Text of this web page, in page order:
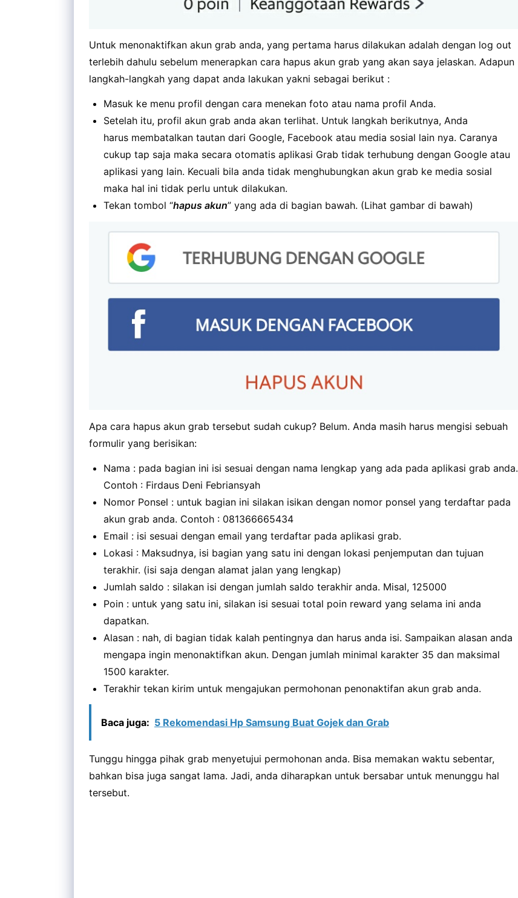
Untuk menonaktifkan akun grab anda, yang pertama harus dilakukan adalah dengan log out
terlebih dahulu sebelum menerapkan cara hapus akun grab yang akan saya jelaskan. Adapun
langkah-langkah yang dapat anda lakukan yakni sebagai berikut :
Masuk ke menu profil dengan cara menekan foto atau nama profil Anda.
Setelah itu, profil akun grab anda akan terlihat. Untuk langkah berikutnya, Anda
harus membatalkan tautan dari Google, Facebook atau media sosial lain nya. Caranya
cukup tap saja maka secara otomatis aplikasi Grab tidak terhubung dengan Google atau
aplikasi yang lain. Kecuali bila anda tidak menghubungkan akun grab ke media sosial
maka hal ini tidak perlu untuk dilakukan.
Tekan tombol “hapus akun” yang ada di bagian bawah. (Lihat gambar di bawah)
Apa cara hapus akun grab tersebut sudah cukup? Belum. Anda masih harus mengisi sebuah
formulir yang berisikan:
Nama : pada bagian ini isi sesuai dengan nama lengkap yang ada pada aplikasi grab anda.
Contoh : Firdaus Deni Febriansyah
Nomor Ponsel : untuk bagian ini silakan isikan dengan nomor ponsel yang terdaftar pada
akun grab anda. Contoh : 081366665434
Email : isi sesuai dengan email yang terdaftar pada aplikasi grab.
Lokasi : Maksudnya, isi bagian yang satu ini dengan lokasi penjemputan dan tujuan
terakhir. (isi saja dengan alamat jalan yang lengkap)
Jumlah saldo : silakan isi dengan jumlah saldo terakhir anda. Misal, 125000
Poin : untuk yang satu ini, silakan isi sesuai total poin reward yang selama ini anda
dapatkan.
Alasan : nah, di bagian tidak kalah pentingnya dan harus anda isi. Sampaikan alasan anda
mengapa ingin menonaktifkan akun. Dengan jumlah minimal karakter 35 dan maksimal
1500 karakter.
Terakhir tekan kirim untuk mengajukan permohonan penonaktifan akun grab anda.
Baca juga: 5 Rekomendasi Hp Samsung Buat Gojek dan Grab
Tunggu hingga pihak grab menyetujui permohonan anda. Bisa memakan waktu sebentar,
bahkan bisa juga sangat lama. Jadi, anda diharapkan untuk bersabar untuk menunggu hal
tersebut.